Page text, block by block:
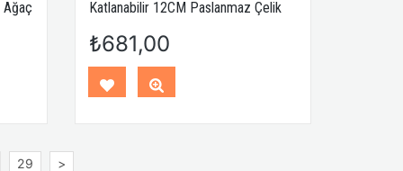
Ağaç
Katlanabilir 12CM Paslanmaz Çelik
₺681,00
29 >